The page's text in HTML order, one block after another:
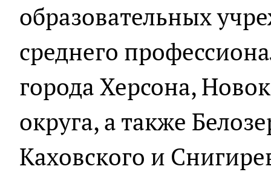
образовательных
среднего
города Херсона,
округа, а также
Каховского и